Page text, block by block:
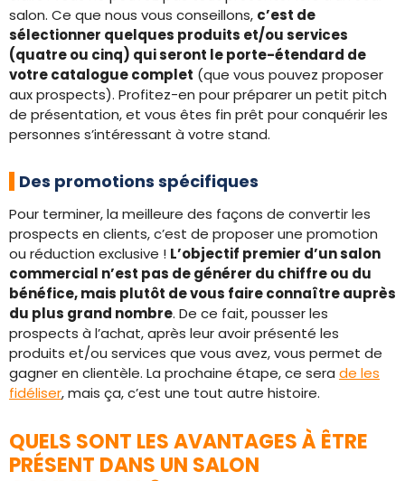
salon. Ce que nous vous conseillons, c’est de
sélectionner quelques produits et/ou services
(quatre ou cinq) qui seront le porte-étendard de
votre catalogue complet (que vous pouvez proposer
aux prospects). Profitez-en pour préparer un petit pitch
de présentation, et vous êtes fin prêt pour conquérir les
personnes s’intéressant à votre stand.
Des promotions spécifiques
Pour terminer, la meilleure des façons de convertir les
prospects en clients, c’est de proposer une promotion
ou réduction exclusive ! L’objectif premier d’un salon
commercial n’est pas de générer du chiffre ou du
bénéfice, mais plutôt de vous faire connaître auprès
du plus grand nombre. De ce fait, pousser les
prospects à l’achat, après leur avoir présenté les
produits et/ou services que vous avez, vous permet de
gagner en clientèle. La prochaine étape, ce sera de les
fidéliser, mais ça, c’est une tout autre histoire.
QUELS SONT LES AVANTAGES À ÊTRE
PRÉSENT DANS UN SALON